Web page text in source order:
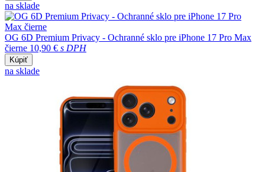
na sklade
OG 6D Premium Privacy - Ochranné sklo pre iPhone 17 Pro Max
čierne 10,90 € s DPH
Kúpiť
na sklade